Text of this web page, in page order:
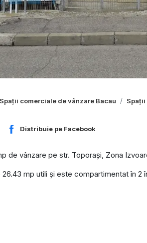
Spații comerciale de vânzare Bacau Spații
Distribuie pe Facebook
de vânzare pe str. Toporași, Zona
mp utili și este compartimentat în
care asigură o temperatură